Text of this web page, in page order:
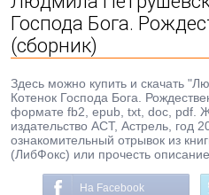
Господа Бога.
(сборник)
Здесь можно купить и скачать
Котенок Господа Бога.
формате fb2, epub, txt, doc, pdf.
издательство АСТ, Астрель, год
ознакомительный отрывок из
(ЛибФокс) или прочесть
На Facebook